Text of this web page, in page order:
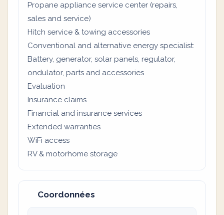
Propane appliance service center (repairs,
sales and service)
Hitch service & towing accessories
Conventional and alternative energy specialist:
Battery, generator, solar panels, regulator,
ondulator, parts and accessories
Evaluation
Insurance claims
Financial and insurance services
Extended warranties
WiFi access
RV & motorhome storage
Coordonnées